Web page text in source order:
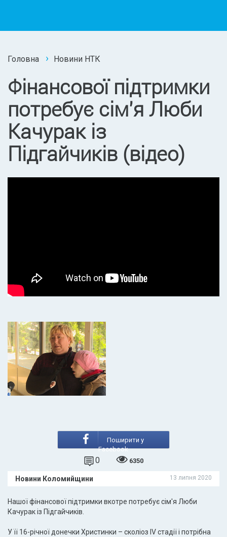
Головна Новини НТК
Фінансової підтримки
потребує сім'я Люби
Качурак із
Підгайчиків (відео)
Поширити у
Facebook
0 6350
Новини Коломийщини 13 липня 2020
Нашої фінансової підтримки вкотре потребує сім'я Люби
Качурак із Підгайчиків.
У її 16-річної донечки Христинки – сколіоз IV стадії і потрібна